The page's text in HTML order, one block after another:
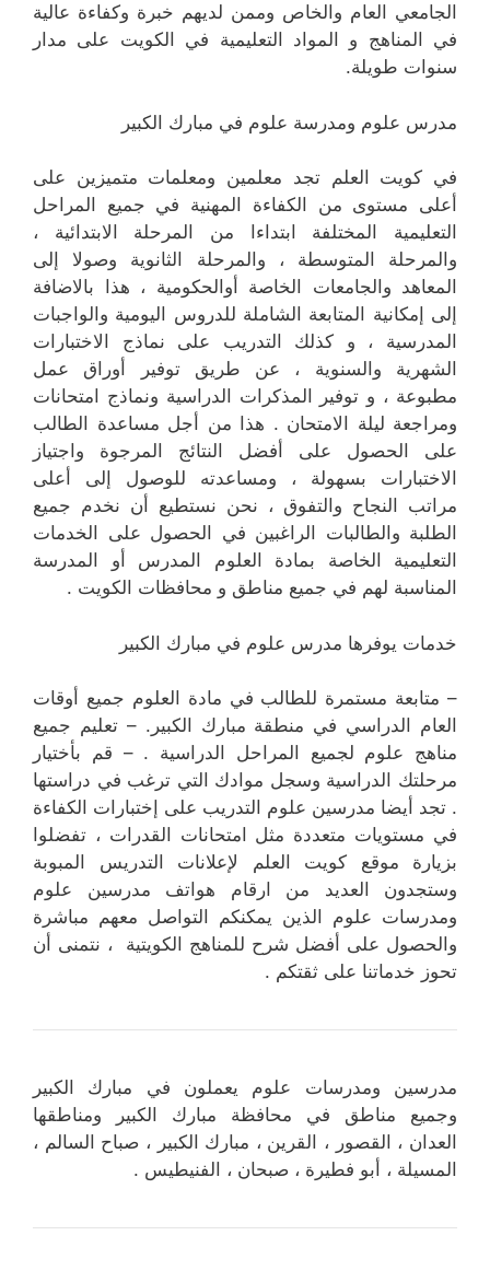
الجامعي العام والخاص وممن لديهم خبرة وكفاءة عالية
في المناهج و المواد التعليمية في الكويت على مدار
سنوات طويلة.
مدرس علوم ومدرسة علوم في مبارك الكبير
في كويت العلم تجد معلمين ومعلمات متميزين على
أعلى مستوى من الكفاءة المهنية في جميع المراحل
التعليمية المختلفة ابتداءا من المرحلة الابتدائية ،
والمرحلة المتوسطة ، والمرحلة الثانوية وصولا إلى
المعاهد والجامعات الخاصة أوالحكومية ، هذا بالاضافة
إلى إمكانية المتابعة الشاملة للدروس اليومية والواجبات
المدرسية ، و كذلك التدريب على نماذج الاختبارات
الشهرية والسنوية ، عن طريق توفير أوراق عمل
مطبوعة ، و توفير المذكرات الدراسية ونماذج امتحانات
ومراجعة ليلة الامتحان . هذا من أجل مساعدة الطالب
على الحصول على أفضل النتائج المرجوة واجتياز
الاختبارات بسهولة ، ومساعدته للوصول إلى أعلى
مراتب النجاح والتفوق ، نحن نستطيع أن نخدم جميع
الطلبة والطالبات الراغبين في الحصول على الخدمات
التعليمية الخاصة بمادة العلوم المدرس أو المدرسة
المناسبة لهم في جميع مناطق و محافظات الكويت .
خدمات يوفرها مدرس علوم في مبارك الكبير
– متابعة مستمرة للطالب في مادة العلوم جميع أوقات
العام الدراسي في منطقة مبارك الكبير. – تعليم جميع
مناهج علوم لجميع المراحل الدراسية . – قم بأختيار
مرحلتك الدراسية وسجل موادك التي ترغب في دراستها
. تجد أيضا مدرسين علوم التدريب على إختبارات الكفاءة
في مستويات متعددة مثل امتحانات القدرات ، تفضلوا
بزيارة موقع كويت العلم لإعلانات التدريس المبوبة
وستجدون العديد من ارقام هواتف مدرسين علوم
ومدرسات علوم الذين يمكنكم التواصل معهم مباشرة
والحصول على أفضل شرح للمناهج الكويتية ، نتمنى أن
تحوز خدماتنا على ثقتكم .
مدرسين ومدرسات علوم يعملون في مبارك الكبير
وجميع مناطق في محافظة مبارك الكبير ومناطقها
العدان ، القصور ، القرين ، مبارك الكبير ، صباح السالم ،
المسيلة ، أبو فطيرة ، صبحان ، الفنيطيس .